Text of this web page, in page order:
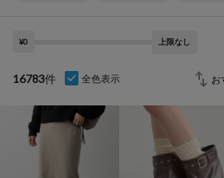
¥0 上限なし
16783件 全色表示